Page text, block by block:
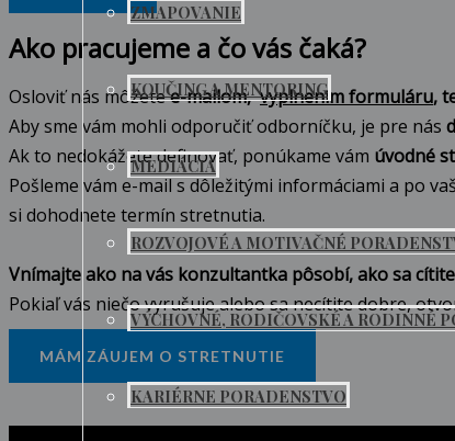
ZMAPOVANIE
KOUČING A MENTORING
MEDIÁCIA
ROZVOJOVÉ A MOTIVAČNÉ
VÝCHOVNÉ, RODIČOVSKÉ A RODINNÉ
KARIÉRNE PORADENSTVO
Ako pracujeme a čo vás čaká?
Osloviť nás môžetee-mailom,vyplnením formuláru,
Aby sme vám mohli odporučiť odborníčku, je pre nás
Ak to nedokážete definovať, ponúkame vám úvodné
Pošleme vám e-mail s dôležitými informáciami a po
si dohodnete termín stretnutia.
Vnímajte ako na vás konzultantka pôsobí, ako sa
Pokiaľ vás niečo vyrušuje alebo sa necítite dobre,
MÁM ZÁUJEM O STRETNUTIE